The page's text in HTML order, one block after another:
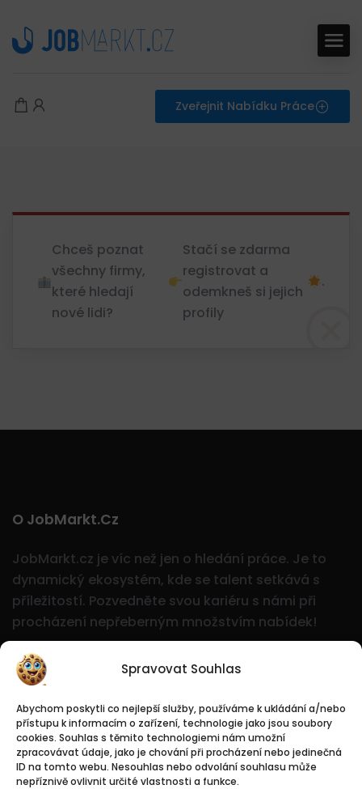
Spravovat Souhlas
Abychom poskytli co nejlepší služby, používáme k ukládání a/nebo
přístupu k informacím o zařízení, technologie jako jsou soubory
cookies. Souhlas s těmito technologiemi nám umožní
zpracovávat údaje, jako je chování při procházení nebo jedinečná
ID na tomto webu. Nesouhlas nebo odvolání souhlasu může
nepříznivě ovlivnit určité vlastnosti a funkce.
Zveřejnit Nabídku Práce
Chceš poznat
všechny firmy,
které hledají
nové lidi?
Stačí se zdarma
registrovat a
odemkneš si jejich
profily
.
O JobMarkt.cz
JobMarkt.cz je víc než jen o hledání práce. Je to
dynamický ekosystém, kde se talent setkává s
příležitostí. Pozvedněte svou kariéru s námi při
procházení nepřeberným množstvím nabídek!
Logo Jobmarkt.cz ® je registrovaná ochranná
známka.